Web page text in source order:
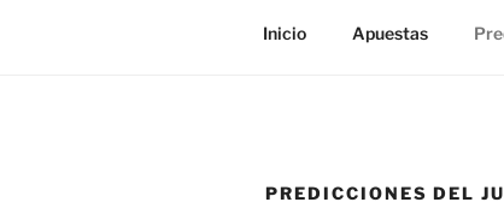
Inicio Apuestas
PREDICCIONES DEL